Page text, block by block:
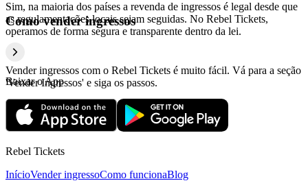
Sim, na maioria dos países a revenda de ingressos é legal desde que
as regulamentações locais sejam seguidas. No Rebel Tickets,
operamos de forma segura e transparente dentro da lei.
Como vender ingressos
Vender ingressos com o Rebel Tickets é muito fácil. Vá para a seção
'Vender Ingressos' e siga os passos.
Baixar o App
Rebel Tickets
InícioVender ingressoComo funcionaBlog